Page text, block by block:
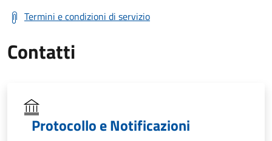
Termini e condizioni di servizio
Contatti
Protocollo e Notificazioni